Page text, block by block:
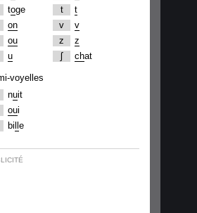
toge
on
ou
u
t
t
v
v
z
z
ʃ
chat
voyelles
nuit
oui
bi e